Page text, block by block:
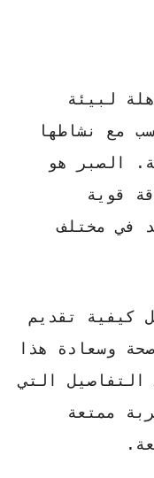
لبيئة
مع نشاطها
الصبر
هو
قوية
في مختلف
كيفية تقديم
وسعادة هذا
التي
ممتعة